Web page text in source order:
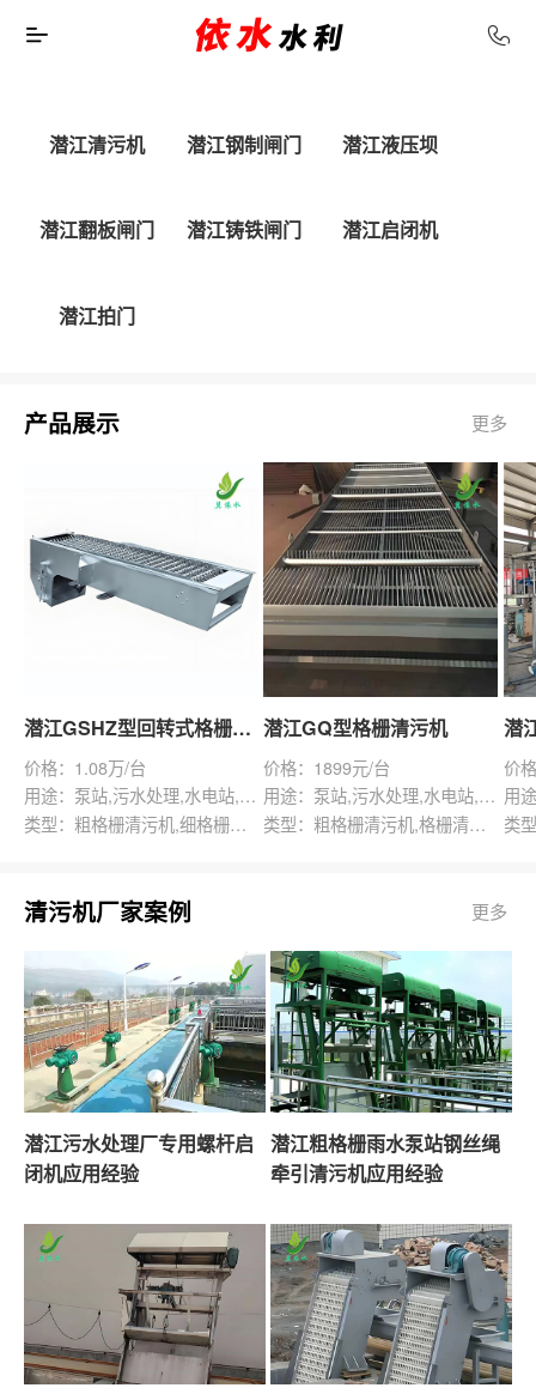
潜江清污机 潜江钢制闸门 潜江液压坝
潜江翻板闸门 潜江铸铁闸门 潜江启闭机
潜江拍门
产品展示 更多
潜江GSHZ型回转式格栅除污机
价格：1.08万/台
用途：泵站,污水处理,水电站,自来水厂,渠道,水产养殖,化工,纺织,给排水工程
类型：粗格栅清污机,细格栅清污机,格栅清污机,回转式清污机
潜江GQ型格栅清污机
价格：1899元/台
用途：泵站,污水处理,水电站,自来水厂,给排水工程
类型：粗格栅清污机,格栅清污机,回转式清污机
价
清污机厂家案例 更多
潜江污水处理厂专用螺杆启
闭机应用经验
潜江粗格栅雨水泵站钢丝绳
牵引清污机应用经验